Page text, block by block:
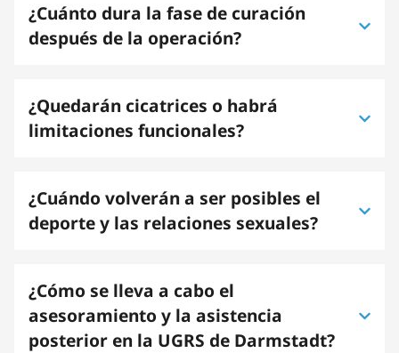
¿Cuánto dura la fase de curación
después de la operación?
¿Quedarán cicatrices o habrá
limitaciones funcionales?
¿Cuándo volverán a ser posibles el
deporte y las relaciones sexuales?
¿Cómo se lleva a cabo el
asesoramiento y la asistencia
posterior en la UGRS de Darmstadt?